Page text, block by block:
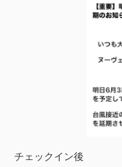
チェックイン後